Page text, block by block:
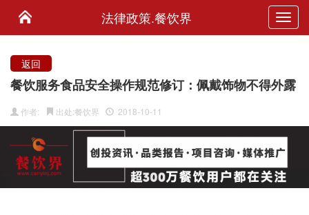
法律政策.餐饮界
返回
餐饮服务食品安全操作规范修订：佩戴饰物不得外露
作者: 出处:餐饮界 2018-10-11